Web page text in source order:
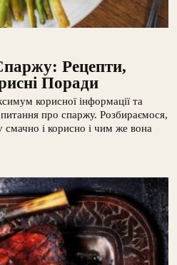
Рецепти,
Поради
корисної інформації та
питання про спаржу. Розбираємося,
смачно і корисно і чим же вона